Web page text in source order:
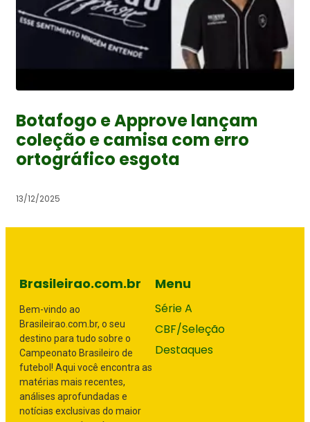
Botafogo e Approve lançam
coleção e camisa com erro
ortográfico esgota
13/12/2025
Brasileirao.com.br
Bem-vindo ao
Brasileirao.com.br, o seu
destino para tudo sobre o
Campeonato Brasileiro de
futebol! Aqui você encontra as
matérias mais recentes,
análises aprofundadas e
notícias exclusivas do maior
Menu
Série A
CBF/Seleção
Destaques